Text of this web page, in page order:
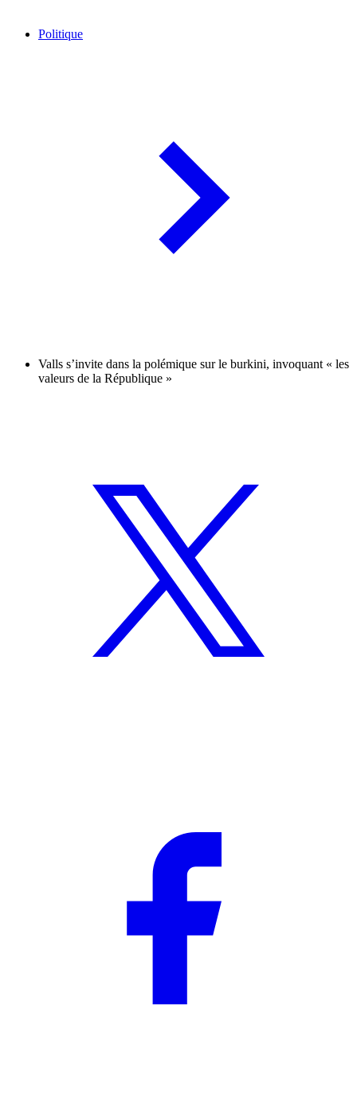
Politique
Valls s’invite dans la polémique sur le burkini, invoquant « les
valeurs de la République »